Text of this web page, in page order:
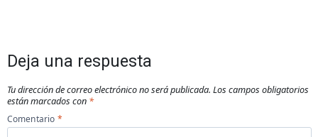
Deja una respuesta
Tu dirección de correo electrónico no será publicada. Los campos obligatorios
están marcados con *
Comentario *